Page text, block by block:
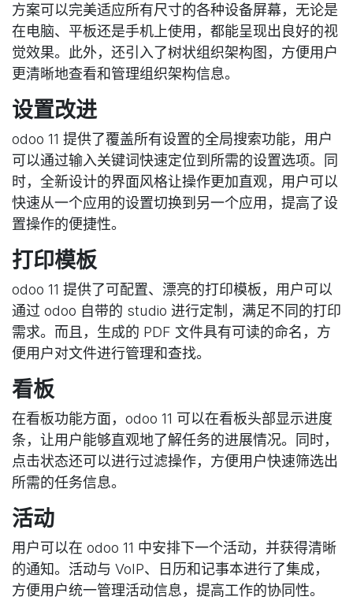
方案可以完美适应所有尺寸的各种设备屏幕，无论是
在电脑、平板还是手机上使用，都能呈现出良好的视
觉效果。此外，还引入了树状组织架构图，方便用户
更清晰地查看和管理组织架构信息。
设置改进
odoo 11 提供了覆盖所有设置的全局搜索功能，用户
可以通过输入关键词快速定位到所需的设置选项。同
时，全新设计的界面风格让操作更加直观，用户可以
快速从一个应用的设置切换到另一个应用，提高了设
置操作的便捷性。
打印模板
odoo 11 提供了可配置、漂亮的打印模板，用户可以
通过 odoo 自带的 studio 进行定制，满足不同的打印
需求。而且，生成的 PDF 文件具有可读的命名，方
便用户对文件进行管理和查找。
看板
在看板功能方面，odoo 11 可以在看板头部显示进度
条，让用户能够直观地了解任务的进展情况。同时，
点击状态还可以进行过滤操作，方便用户快速筛选出
所需的任务信息。
活动
用户可以在 odoo 11 中安排下一个活动，并获得清晰
的通知。活动与 VoIP、日历和记事本进行了集成，
方便用户统一管理活动信息，提高工作的协同性。